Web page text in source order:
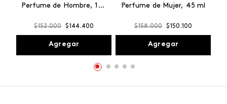
Perfume de Hombre, 100
$152.000 $144 .400
Agregar
Perfume de Mujer, 45 ml
$158.000 $150 .100
Agregar